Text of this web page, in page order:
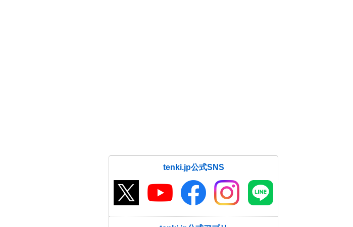
tenki.jp公式SNS